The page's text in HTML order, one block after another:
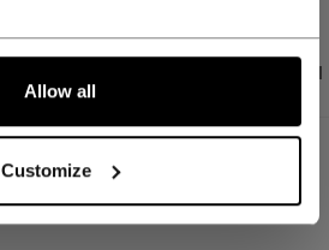
Allow all
Customize
BEWERTUNGEN